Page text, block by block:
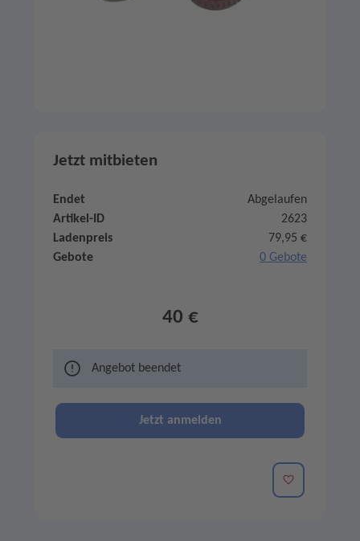
Jetzt mitbieten
Endet
Abgelaufen
Artikel-ID
2623
Ladenpreis
79,95 €
Gebote
0 Gebote
40 €
Angebot beendet
Jetzt anmelden
Merken